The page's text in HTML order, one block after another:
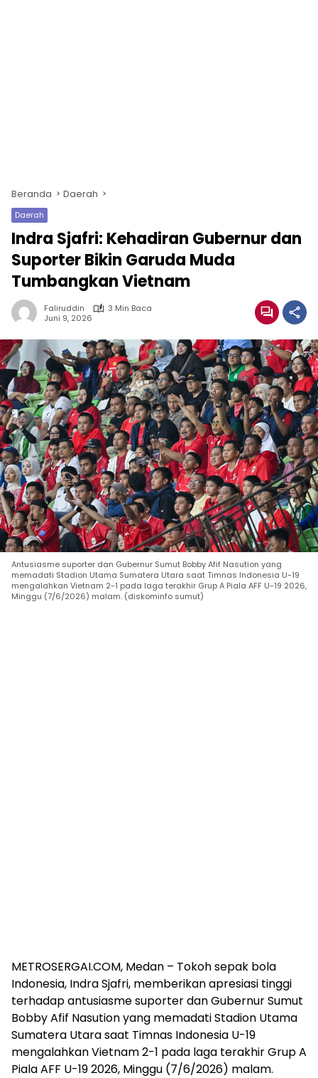
Beranda Daerah
Daerah
Indra Sjafri: Kehadiran Gubernur dan
Suporter Bikin Garuda Muda
Tumbangkan Vietnam
Faliruddin
3 Min Baca
Juni 9, 2026
Antusiasme suporter dan Gubernur Sumut Bobby Afif Nasution yang
memadati Stadion Utama Sumatera Utara saat Timnas Indonesia U-19
mengalahkan Vietnam 2-1 pada laga terakhir Grup A Piala AFF U-19 2026,
Minggu (7/6/2026) malam. (diskominfo sumut)
METROSERGAI.COM, Medan – Tokoh sepak bola
Indonesia, Indra Sjafri, memberikan apresiasi tinggi
terhadap antusiasme suporter dan Gubernur Sumut
Bobby Afif Nasution yang memadati Stadion Utama
Sumatera Utara saat Timnas Indonesia U-19
mengalahkan Vietnam 2-1 pada laga terakhir Grup A
Piala AFF U-19 2026, Minggu (7/6/2026) malam.